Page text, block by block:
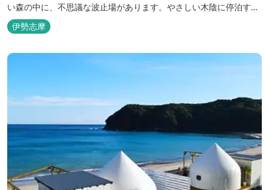
い森の中に、不思議な波止場があります。やさしい木陰に停泊する
のは3艇のヨット。日本初の森のマリーナです。 航海の気分高まる
インテリアは見た目からは想像できないほど広く、くつろぎの空
伊勢志摩